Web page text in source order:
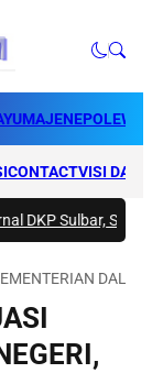
MAJENE
CONTACTVISI DAN
Sulbar,